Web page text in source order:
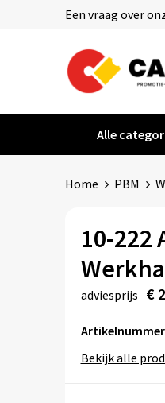
Een vraag over
Alle
Home PBM
10-222
adviesprijs €
Bekijk alle